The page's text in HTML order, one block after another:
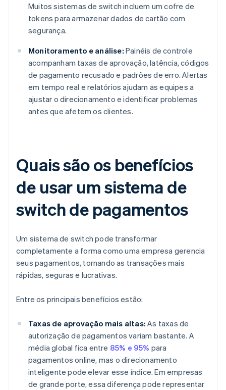
Muitos sistemas de switch incluem um cofre de
tokens para armazenar dados de cartão com
segurança.
Monitoramento e análise: Painéis de controle
acompanham taxas de aprovação, latência, códigos
de pagamento recusado e padrões de erro. Alertas
em tempo real e relatórios ajudam as equipes a
ajustar o direcionamento e identificar problemas
antes que afetem os clientes.
Quais são os benefícios
de usar um sistema de
switch de pagamentos
Um sistema de switch pode transformar
completamente a forma como uma empresa gerencia
seus pagamentos, tornando as transações mais
rápidas, seguras e lucrativas.
Entre os principais benefícios estão:
Taxas de aprovação mais altas: As taxas de
autorização de pagamentos variam bastante. A
média global fica entre 85% e 95% para
pagamentos online, mas o direcionamento
inteligente pode elevar esse índice. Em empresas
de grande porte, essa diferença pode representar